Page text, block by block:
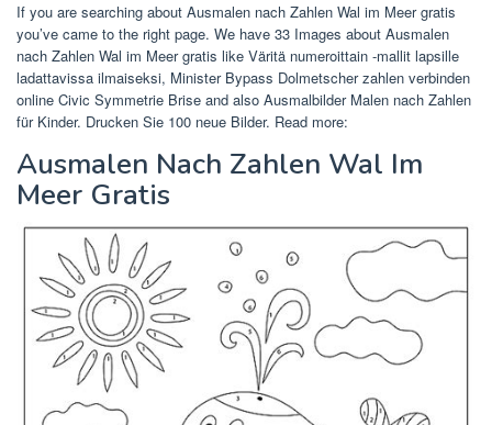
If you are searching about Ausmalen nach Zahlen Wal im Meer gratis
you’ve came to the right page. We have 33 Images about Ausmalen
nach Zahlen Wal im Meer gratis like Väritä numeroittain -mallit lapsille
ladattavissa ilmaiseksi, Minister Bypass Dolmetscher zahlen verbinden
online Civic Symmetrie Brise and also Ausmalbilder Malen nach Zahlen
für Kinder. Drucken Sie 100 neue Bilder. Read more:
Ausmalen Nach Zahlen Wal Im
Meer Gratis